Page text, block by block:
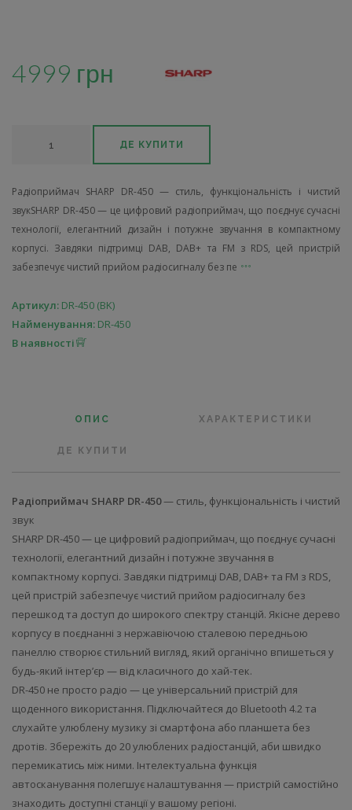
4999 грн
ДЕ КУПИТИ
Радіоприймач SHARP DR-450 — стиль, функціональність і чистий
звукSHARP DR-450 — це цифровий радіоприймач, що поєднує сучасні
технології, елегантний дизайн і потужне звучання в компактному
корпусі. Завдяки підтримці DAB, DAB+ та FM з RDS, цей пристрій
забезпечує чистий прийом радіосигналу без пе
Артикул: DR-450 (BK)
Найменування: DR-450
В наявності
ОПИС ХАРАКТЕРИСТИКИ
ДЕ КУПИТИ
Радіоприймач SHARP DR-450— стиль, функціональність і чистий
звук
SHARP DR-450 — це цифровий радіоприймач, що поєднує сучасні
технології, елегантний дизайн і потужне звучання в
компактному корпусі. Завдяки підтримці DAB, DAB+ та FM з RDS,
цей пристрій забезпечує чистий прийом радіосигналу без
перешкод та доступ до широкого спектру станцій. Якісне дерево
корпусу в поєднанні з нержавіючою сталевою передньою
панеллю створює стильний вигляд, який органічно впишеться у
будь-який інтер’єр — від класичного до хай-тек.
DR-450 не просто радіо — це універсальний пристрій для
щоденного використання. Підключайтеся до Bluetooth 4.2 та
слухайте улюблену музику зі смартфона або планшета без
дротів. Збережіть до 20 улюблених радіостанцій, аби швидко
перемикатись між ними. Інтелектуальна функція
автосканування полегшує налаштування — пристрій самостійно
знаходить доступні станції у вашому регіоні.